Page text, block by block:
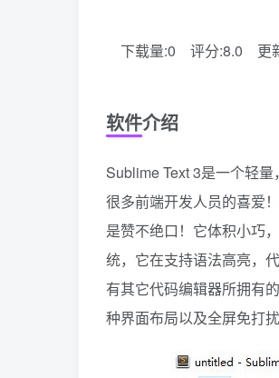
下载量:0 评分:8.0 更
软件介绍
Sublime Text 3是一个轻
很多前端开发人员的喜爱
是赞不绝口！它体积小巧
统，它在支持语法高亮，
有其它代码编辑器所拥有
种界面布局以及全屏免打